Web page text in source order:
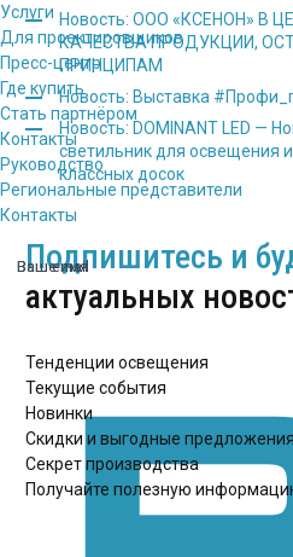
Услуги
Для проектировщиков
Пресс-центр
Где купить
Стать партнёром
Контакты
Руководство
Региональные представители
Контакты
Новость: ООО «КСЕНОН» В
КАЧЕСТВА ПРОДУКЦИИ,
ПРИНЦИПАМ
Новость: Выставка
Новость: DOMINANT LED —
светильник для освещения
классных досок
Подпишитесь и
актуальных
Тенденции освещения
Текущие события
Новинки
Скидки и выгодные предложения
Секрет производства
Получайте полезную
Ваше имя
Ваш email